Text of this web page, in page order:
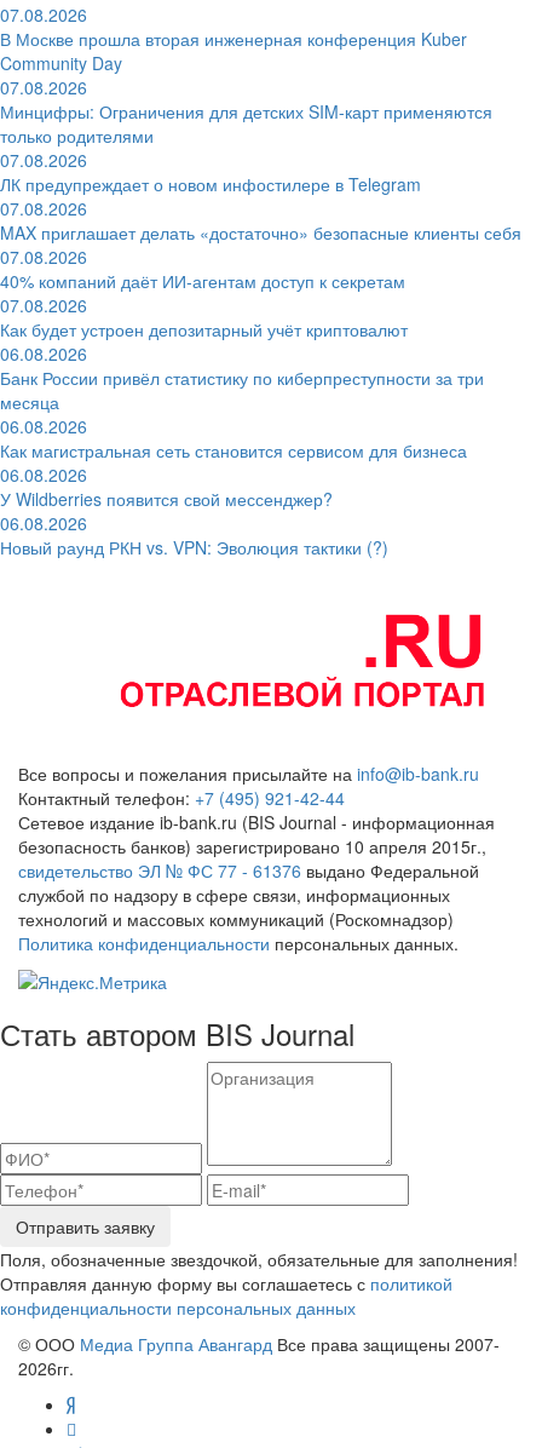
07.08.2026
В Москве прошла вторая инженерная конференция Kuber
Community Day
07.08.2026
Минцифры: Ограничения для детских SIM-карт применяются
только родителями
07.08.2026
ЛК предупреждает о новом инфостилере в Telegram
07.08.2026
MAX приглашает делать «достаточно» безопасные клиенты себя
07.08.2026
40% компаний даёт ИИ‑агентам доступ к секретам
07.08.2026
Как будет устроен депозитарный учёт криптовалют
06.08.2026
Банк России привёл статистику по киберпреступности за три
месяца
06.08.2026
Как магистральная сеть становится сервисом для бизнеса
06.08.2026
У Wildberries появится свой мессенджер?
06.08.2026
Новый раунд РКН vs. VPN: Эволюция тактики (?)
Все вопросы и пожелания присылайте на info@ib-bank.ru
Контактный телефон: +7 (495) 921-42-44
Сетевое издание ib-bank.ru (BIS Journal - информационная
безопасность банков) зарегистрировано 10 апреля 2015г.,
свидетельство ЭЛ № ФС 77 - 61376 выдано Федеральной
службой по надзору в сфере связи, информационных
технологий и массовых коммуникаций (Роскомнадзор)
Политика конфиденциальности персональных данных.
Стать автором BIS Journal
Отправить заявку
Поля, обозначенные звездочкой, обязательные для заполнения!
Отправляя данную форму вы соглашаетесь с политикой
конфиденциальности персональных данных
© ООО Медиа Группа Авангард Все права защищены 2007-
2026гг.